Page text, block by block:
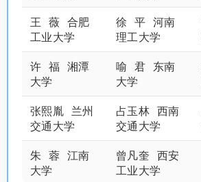
王 薇 合肥
工业大学
徐 平 河南
理工大学
许 福 湘潭
大学
喻 君 东南
大学
张熙胤 兰州
交通大学
占玉林 西南
交通大学
朱 蓉 江南
大学
曾凡奎 西安
工业大学